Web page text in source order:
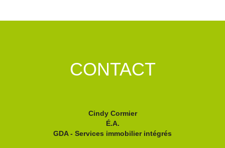
CONTACT
Cindy Cormier
É.A.
GDA - Services immobilier intégrés